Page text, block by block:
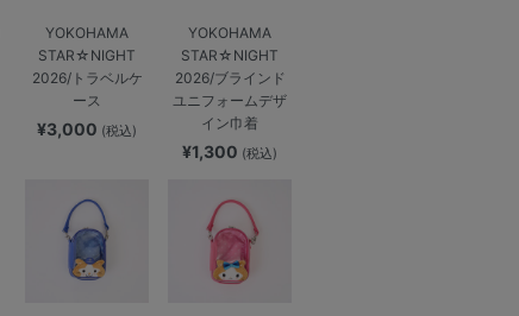
YOKOHAMA
STAR☆NIGHT
2026/トラベルケ
ース
¥3,000 (税込)
YOKOHAMA
STAR☆NIGHT
2026/ブラインド
ユニフォームデザ
イン巾着
¥1,300 (税込)